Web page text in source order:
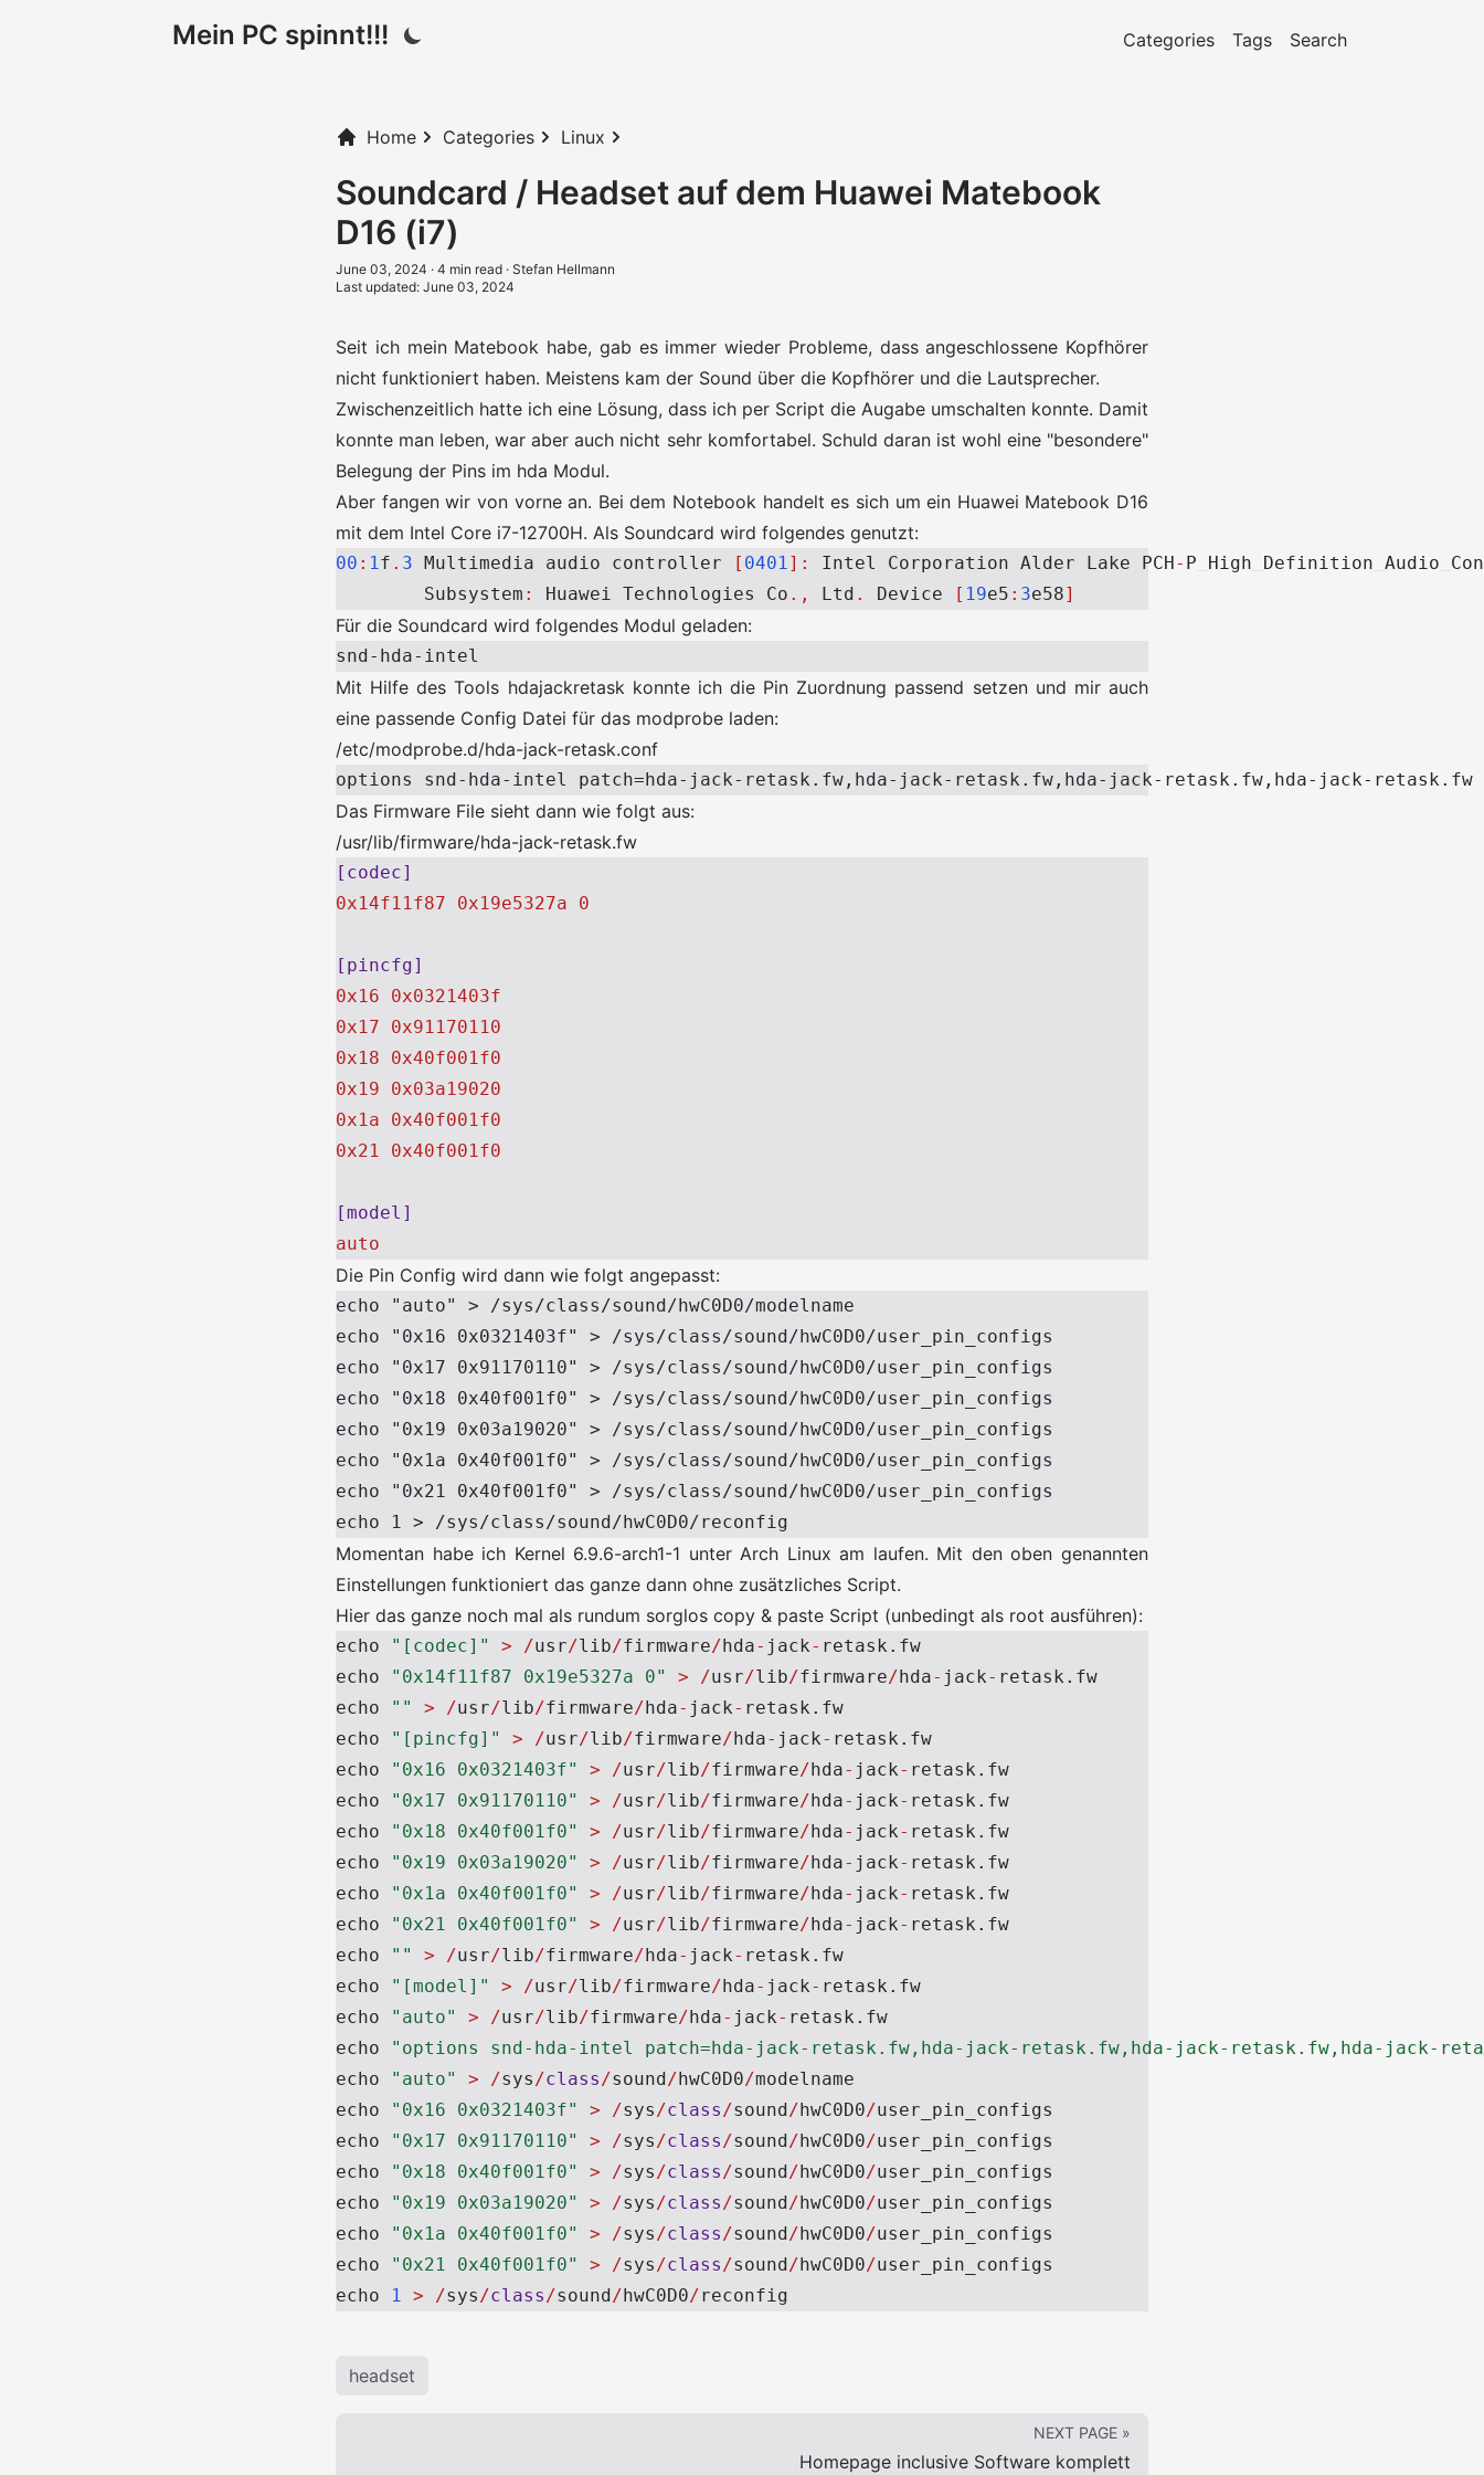
Mein PC spinnt!!! Categories Tags Search
Home Categories Linux
Soundcard / Headset auf dem Huawei Matebook
D16 (i7)
June 03, 2024 · 4 min read · Stefan Hellmann
Last updated: June 03, 2024
Seit ich mein Matebook habe, gab es immer wieder Probleme, dass angeschlossene Kopfhörer
nicht funktioniert haben. Meistens kam der Sound über die Kopfhörer und die Lautsprecher.
Zwischenzeitlich hatte ich eine Lösung, dass ich per Script die Augabe umschalten konnte. Damit
konnte man leben, war aber auch nicht sehr komfortabel. Schuld daran ist wohl eine "besondere"
Belegung der Pins im hda Modul.
Aber fangen wir von vorne an. Bei dem Notebook handelt es sich um ein Huawei Matebook D16
mit dem Intel Core i7-12700H. Als Soundcard wird folgendes genutzt:
00 : 1f . 3 Multimedia audio controller [ 0401]: Intel Corporation Alder Lake PCH- P High Definition Audio
Subsystem : Huawei Technologies Co ., Ltd . Device [ 19e5 : 3e58]
Für die Soundcard wird folgendes Modul geladen:
Mit Hilfe des Tools hdajackretask konnte ich die Pin Zuordnung passend setzen und mir auch
eine passende Config Datei für das modprobe laden:
/etc/modprobe.d/hda-jack-retask.conf
Das Firmware File sieht dann wie folgt aus:
/usr/lib/firmware/hda-jack-retask.fw
[codec]
0x14f11f87 0x19e5327a 0
[pincfg]
0x16 0x0321403f
0x17 0x91170110
0x18 0x40f001f0
0x19 0x03a19020
0x1a 0x40f001f0
0x21 0x40f001f0
[model]
auto
Die Pin Config wird dann wie folgt angepasst:
echo "auto" > /sys/class/sound/hwC0D0/modelname
echo "0x16 0x0321403f" > /sys/class/sound/hwC0D0/user_pin_configs
echo "0x17 0x91170110" > /sys/class/sound/hwC0D0/user_pin_configs
echo "0x18 0x40f001f0" > /sys/class/sound/hwC0D0/user_pin_configs
echo "0x19 0x03a19020" > /sys/class/sound/hwC0D0/user_pin_configs
echo "0x1a 0x40f001f0" > /sys/class/sound/hwC0D0/user_pin_configs
echo "0x21 0x40f001f0" > /sys/class/sound/hwC0D0/user_pin_configs
Momentan habe ich Kernel 6.9.6-arch1-1 unter Arch Linux am laufen. Mit den oben genannten
Einstellungen funktioniert das ganze dann ohne zusätzliches Script.
Hier das ganze noch mal als rundum sorglos copy & paste Script (unbedingt als root ausführen):
echo "[codec]" > /usr/lib/firmware/hda- jack- retask . fw
echo
"0x14f11f87 0x19e5327a 0" > /usr/lib/firmware/hda- jack- retask . fw
echo
"" > /usr/lib/firmware/hda- jack- retask . fw
echo
"[pincfg]" > /usr/lib/firmware/hda- jack- retask . fw
echo
"0x16 0x0321403f" > /usr/lib/firmware/hda- jack- retask . fw
echo
"0x17 0x91170110" > /usr/lib/firmware/hda- jack- retask . fw
echo
"0x18 0x40f001f0" > /usr/lib/firmware/hda- jack- retask . fw
echo
"0x19 0x03a19020" > /usr/lib/firmware/hda- jack- retask . fw
echo
"0x1a 0x40f001f0" > /usr/lib/firmware/hda- jack- retask . fw
echo
"0x21 0x40f001f0" > /usr/lib/firmware/hda- jack- retask . fw
echo
"" > /usr/lib/firmware/hda- jack- retask . fw
echo
"[model]" > /usr/lib/firmware/hda- jack- retask . fw
echo
"auto" > /usr/lib/firmware/hda- jack- retask . fw
echo
"options snd-hda-intel patch=hda-jack-retask.fw,hda-jack-retask.fw,hda-jack-retask.fw,hda-jack-
echo
"auto" > /sys/class/sound/hwC0D0/modelname
echo
"0x16 0x0321403f" > /sys/class/sound/hwC0D0/user_pin_configs
echo
"0x17 0x91170110" > /sys/class/sound/hwC0D0/user_pin_configs
echo
"0x18 0x40f001f0" > /sys/class/sound/hwC0D0/user_pin_configs
echo
"0x19 0x03a19020" > /sys/class/sound/hwC0D0/user_pin_configs
echo
"0x1a 0x40f001f0" > /sys/class/sound/hwC0D0/user_pin_configs
echo
"0x21 0x40f001f0" > /sys/class/sound/hwC0D0/user_pin_configs
echo
1 > /sys/class/sound/hwC0D0/reconfig
headset
NEXT PAGE »
Homepage inclusive Software komplett